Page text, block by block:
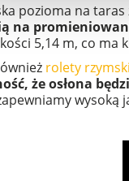
pozioma na taras
na
5,14 m, co
rolety
że osłona